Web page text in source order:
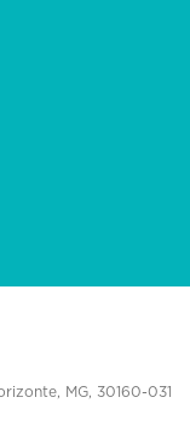
MG, 30160-031